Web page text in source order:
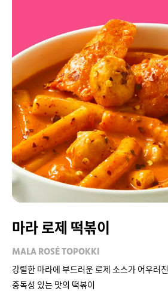
마라 로제 떡볶이
MALA ROSÉ TOPOKKI
강렬한 마라에 부드러운 로제 소스가 어우러진
중독성 있는 맛의 떡볶이